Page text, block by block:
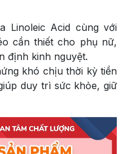
Linoleic Acid cùng với
cần thiết cho phụ nữ,
định kinh nguyệt.
khó chịu thời kỳ tiền
duy trì sức khỏe, giữ